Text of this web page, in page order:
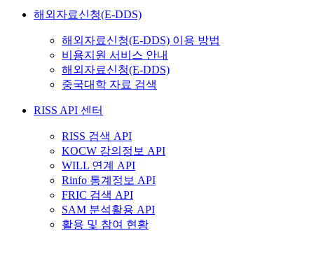
해외자료신청(E-DDS)
해외자료신청(E-DDS) 이용 방법
비용지원 서비스 안내
해외자료신청(E-DDS)
중국대학 자료 검색
RISS API 센터
RISS 검색 API
KOCW 강의정보 API
WILL 연계 API
Rinfo 통계정보 API
FRIC 검색 API
SAM 분석활용 API
활용 및 참여 현황